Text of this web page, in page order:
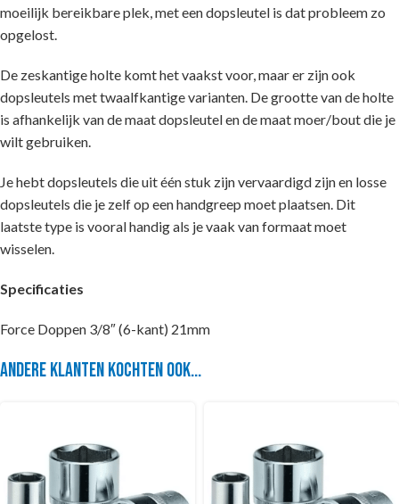
moeilijk bereikbare plek, met een dopsleutel is dat probleem zo
opgelost.
De zeskantige holte komt het vaakst voor, maar er zijn ook
dopsleutels met twaalfkantige varianten. De grootte van de holte
is afhankelijk van de maat dopsleutel en de maat moer/bout die je
wilt gebruiken.
Je hebt dopsleutels die uit één stuk zijn vervaardigd zijn en losse
dopsleutels die je zelf op een handgreep moet plaatsen. Dit
laatste type is vooral handig als je vaak van formaat moet
wisselen.
Specificaties
Force Doppen 3/8″ (6-kant) 21mm
Andere klanten kochten ook...